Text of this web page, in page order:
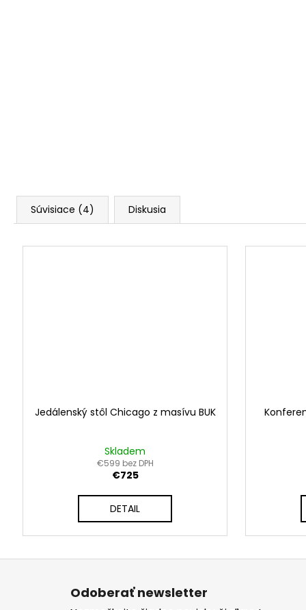
Súvisiace (4) Diskusia
Jedálenský stôl Chicago z masívu BUK
Skladem
€599 bez DPH
€725
DETAIL
Z
Odoberať newsletter